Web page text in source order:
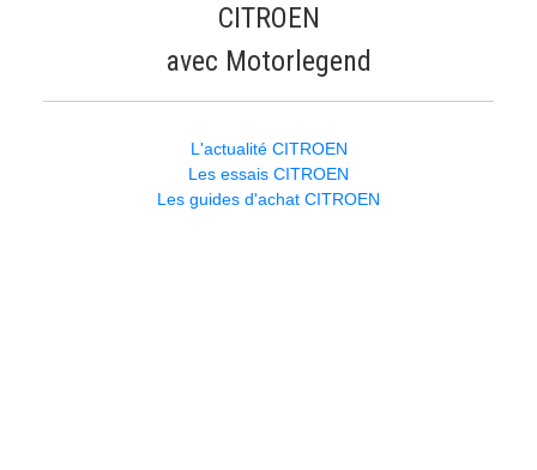
CITROEN
avec Motorlegend
L'actualité CITROEN
Les essais CITROEN
Les guides d'achat CITROEN